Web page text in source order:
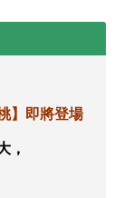
】即將登場
，